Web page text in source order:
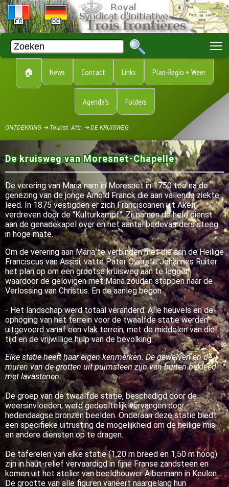
🏠 News Contact Links Plan-Regio + Weer
Agenda's Folders
ONTDEKKING ➔ Tourist. Attr. ➔ DE KRUISWEG
De kruisweg van Moresnet-Chapelle
De verering van Maria nam in Moresnet in 1750 toe na de
genezing van de jonge Arnold Franck die aan vallende ziekte
leed. In 1875 vestigden er zich Franciscanen uit Aken,
verdreven door de "Kulturkampf". Zij namen de hele dienst
aan de genadekapel over en het aantal bedevaarders steeg
in hoge mate.
Om de verering aan Maria te verbinden met die aan de Heilige
Franciscus van Assisi, vatte Pater Overste Johannes Ruiter
het plan op om een grootse kruisweg aan te leggen
waardoor de gelovigen met Maria zouden stappen naar de
Verlossing van Christus. En de aanleg begon.
- Het landschap werd totaal veranderd. Alle heuvels en de
ophoging van het terrein voor de twaalfde statie werden
uitgevoerd vanaf een vlak terrein, met de middelen van die
tijd en de vrijwillige hulp van de bevolking.
Elke statie heeft haar eigen kenmerken. De gewelven en de
muren van de grotten uit puimsteen zijn van buiten bekleed
met lavastenen.
De groep van de twaalfde statie, beschadigd door de
weersinvloeden, werd gedeeltelijk vervangen door
hedendaagse bronzen beelden. Onderaan deze statie biedt
een specifieke uitrusting de mogelijkheid om de heilige mis
en andere diensten op te dragen.
De taferelen van elke statie (1,20 m breed en 1,50 m hoog)
zijn in haut-relief vervaardigd in fijne Franse zandsteen en
komen uit het atelier van beeldhouwer Albermann in Keulen.
De grootte van alle figuren variëert naargelang hun